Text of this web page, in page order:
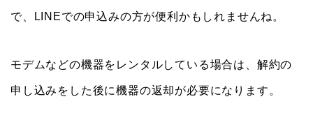
で、LINEでの申込みの方が便利かもしれませんね。
モデムなどの機器をレンタルしている場合は、解約の
申し込みをした後に機器の返却が必要になります。